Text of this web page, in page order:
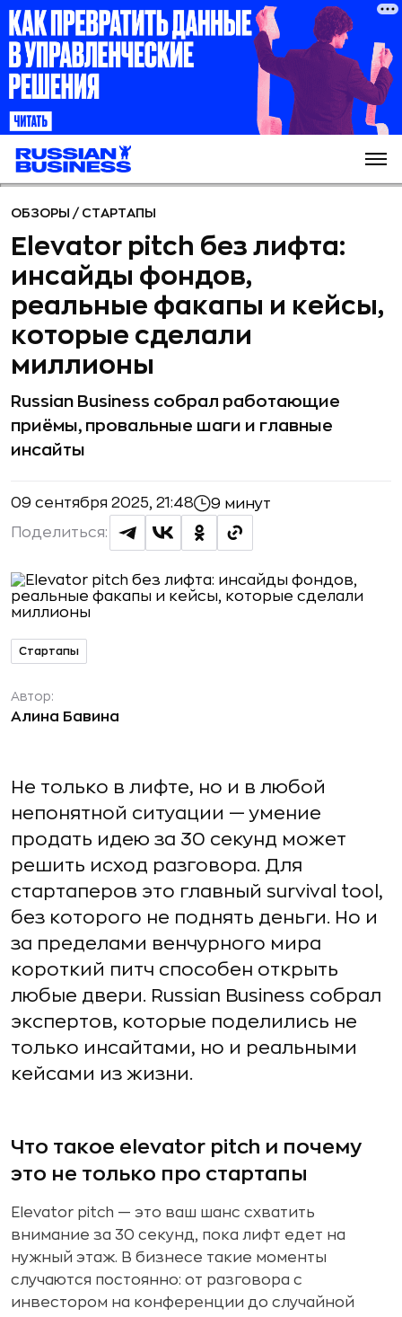
ОБЗОРЫ / СТАРТАПЫ
Elevator pitch без лифта:
инсайды фондов,
реальные факапы и кейсы,
которые сделали
миллионы
Russian Business собрал работающие
приёмы, провальные шаги и главные
инсайты
09 сентября 2025, 21:48 9 минут
Поделиться:
Стартапы
Автор:
Алина Бавина
Не только в лифте, но и в любой
непонятной ситуации — умение
продать идею за 30 секунд может
решить исход разговора. Для
стартаперов это главный survival tool,
без которого не поднять деньги. Но и
за пределами венчурного мира
короткий питч способен открыть
любые двери. Russian Business собрал
экспертов, которые поделились не
только инсайтами, но и реальными
кейсами из жизни.
Что такое elevator pitch и почему
это не только про стартапы
Elevator pitch — это ваш шанс схватить
внимание за 30 секунд, пока лифт едет на
нужный этаж. В бизнесе такие моменты
случаются постоянно: от разговора с
инвестором на конференции до случайной